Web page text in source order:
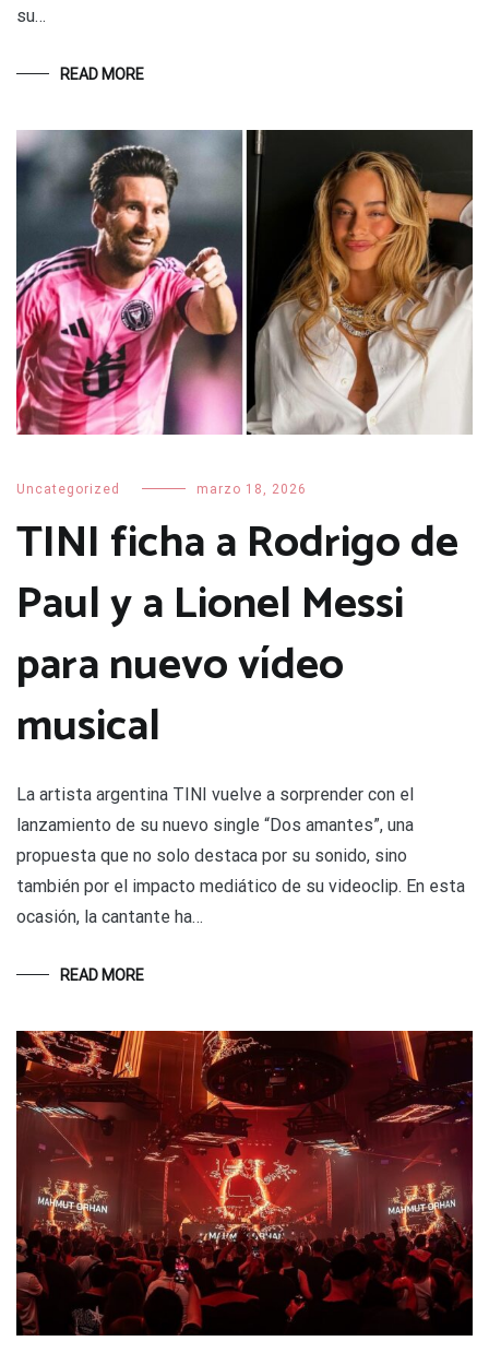
su…
READ MORE
Uncategorized marzo 18, 2026
TINI ficha a Rodrigo de
Paul y a Lionel Messi
para nuevo vídeo
musical
La artista argentina TINI vuelve a sorprender con el
lanzamiento de su nuevo single “Dos amantes”, una
propuesta que no solo destaca por su sonido, sino
también por el impacto mediático de su videoclip. En esta
ocasión, la cantante ha…
READ MORE